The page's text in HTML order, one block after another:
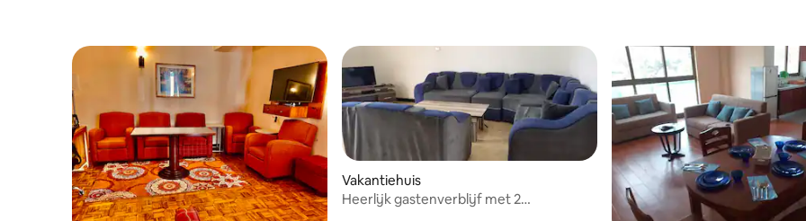
Vakantiehuis
Heerlijk gastenverblijf met 2